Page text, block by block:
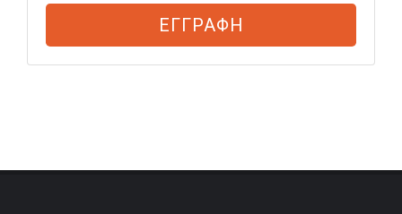
ΕΓΓΡΑΦΗ